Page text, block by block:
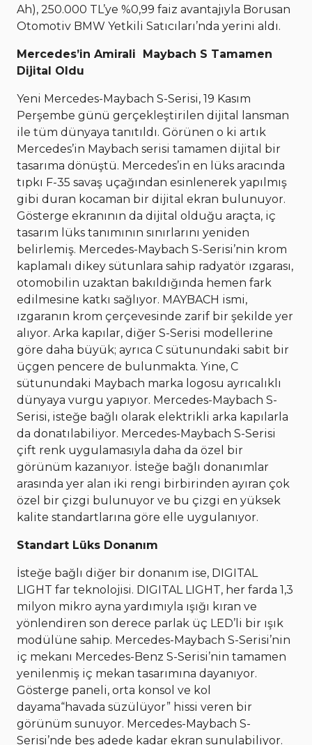
Ah), 250.000 TL’ye %0,99 faiz avantajıyla Borusan
Otomotiv BMW Yetkili Satıcıları’nda yerini aldı.
Mercedes’in Amirali Maybach S Tamamen
Dijital Oldu
Yeni Mercedes-Maybach S-Serisi, 19 Kasım
Perşembe günü gerçekleştirilen dijital lansman
ile tüm dünyaya tanıtıldı. Görünen o ki artık
Mercedes’in Maybach serisi tamamen dijital bir
tasarıma dönüştü. Mercedes’in en lüks aracında
tıpkı F-35 savaş uçağından esinlenerek yapılmış
gibi duran kocaman bir dijital ekran bulunuyor.
Gösterge ekranının da dijital olduğu araçta, iç
tasarım lüks tanımının sınırlarını yeniden
belirlemiş. Mercedes-Maybach S-Serisi’nin krom
kaplamalı dikey sütunlara sahip radyatör ızgarası,
otomobilin uzaktan bakıldığında hemen fark
edilmesine katkı sağlıyor. MAYBACH ismi,
ızgaranın krom çerçevesinde zarif bir şekilde yer
alıyor. Arka kapılar, diğer S-Serisi modellerine
göre daha büyük; ayrıca C sütunundaki sabit bir
üçgen pencere de bulunmakta. Yine, C
sütunundaki Maybach marka logosu ayrıcalıklı
dünyaya vurgu yapıyor. Mercedes-Maybach S-
Serisi, isteğe bağlı olarak elektrikli arka kapılarla
da donatılabiliyor. Mercedes-Maybach S-Serisi
çift renk uygulamasıyla daha da özel bir
görünüm kazanıyor. İsteğe bağlı donanımlar
arasında yer alan iki rengi birbirinden ayıran çok
özel bir çizgi bulunuyor ve bu çizgi en yüksek
kalite standartlarına göre elle uygulanıyor.
Standart Lüks Donanım
İsteğe bağlı diğer bir donanım ise, DIGITAL
LIGHT far teknolojisi. DIGITAL LIGHT, her farda 1,3
milyon mikro ayna yardımıyla ışığı kıran ve
yönlendiren son derece parlak üç LED’li bir ışık
modülüne sahip. Mercedes-Maybach S-Serisi’nin
iç mekanı Mercedes-Benz S-Serisi’nin tamamen
yenilenmiş iç mekan tasarımına dayanıyor.
Gösterge paneli, orta konsol ve kol
dayama“havada süzülüyor” hissi veren bir
görünüm sunuyor. Mercedes-Maybach S-
Serisi’nde beş adede kadar ekran sunulabiliyor.